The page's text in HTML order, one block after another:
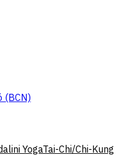
(BCN)
YogaTai-Chi/Chi-Kung